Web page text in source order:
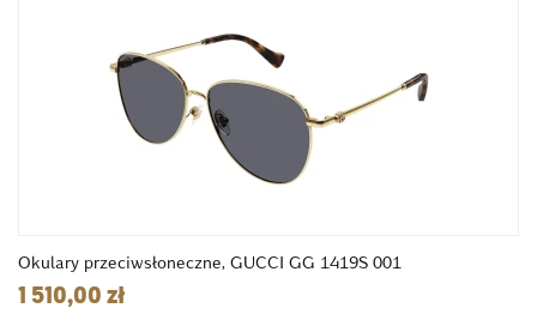
Okulary przeciwsłoneczne, GUCCI GG 1419S 001
1 510,00 zł